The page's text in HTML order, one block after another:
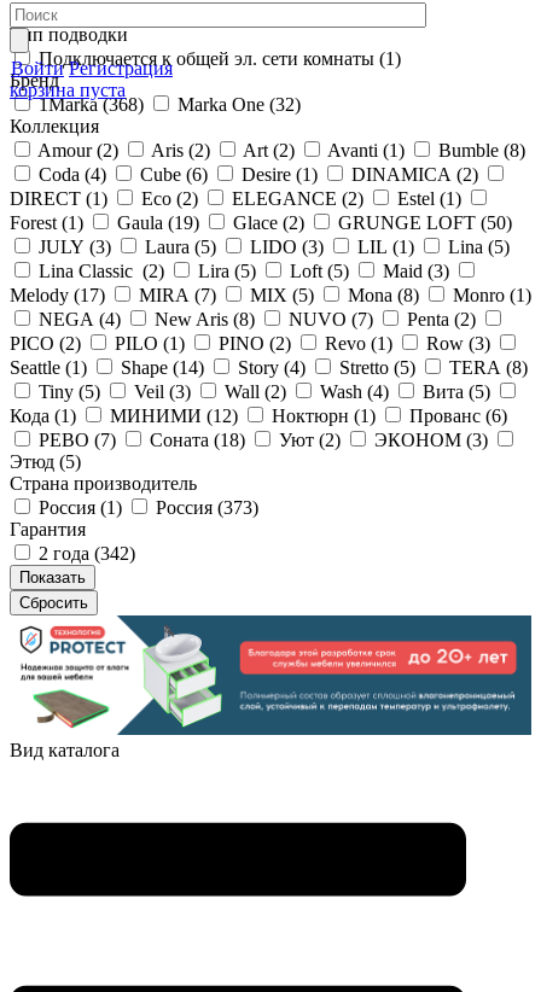
Войти Регистрация
корзина пуста
керамика (
Тип подводки
Подключается к общей эл. сети комнаты (1)
Бренд
1Marka (368) Marka One (32)
Коллекция
Amour (2) Aris (2) Art (2) Avanti (1) Bumble (8)
Coda (4) Cube (6) Desire (1) DINAMICA (2)
DIRECT (1) Eco (2) ELEGANCE (2) Estel (1)
Forest (1) Gaula (19) Glace (2) GRUNGE LOFT (50)
JULY (3) Laura (5) LIDO (3) LIL (1) Lina (5)
Lina Classic (2) Lira (5) Loft (5) Maid (3)
Melody (17) MIRA (7) MIX (5) Mona (8) Monro (1)
NEGA (4) New Aris (8) NUVO (7) Penta (2)
PICO (2) PILO (1) PINO (2) Revo (1) Row (3)
Seattle (1) Shape (14) Story (4) Stretto (5) TERA (8)
Tiny (5) Veil (3) Wall (2) Wash (4) Вита (5)
Кода (1) МИНИМИ (12) Ноктюрн (1) Прованс (6)
РЕВО (7) Соната (18) Уют (2) ЭКОНОМ (3)
Этюд (5)
Страна производитель
Россия (1) Россия (373)
Гарантия
2 года (342)
Вид каталога